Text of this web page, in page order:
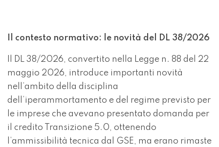
Il contesto normativo: le novità del DL 38/2026
Il DL 38/2026, convertito nella Legge n. 88 del 22
maggio 2026, introduce importanti novità
nell’ambito della disciplina
dell’iperammortamento e del regime previsto per
le imprese che avevano presentato domanda per
il credito Transizione 5.0, ottenendo
l’ammissibilità tecnica dal GSE, ma erano rimaste